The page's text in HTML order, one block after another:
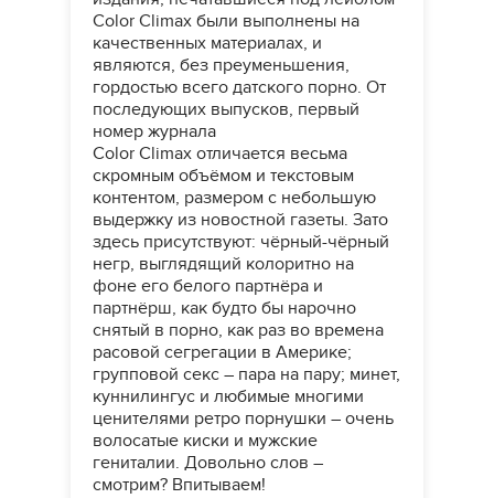
Color Climax были выполнены на
качественных материалах, и
являются, без преуменьшения,
гордостью всего датского порно. От
последующих выпусков, первый
номер журнала
Color Climax отличается весьма
скромным объёмом и текстовым
контентом, размером с небольшую
выдержку из новостной газеты. Зато
здесь присутствуют: чёрный-чёрный
негр, выглядящий колоритно на
фоне его белого партнёра и
партнёрш, как будто бы нарочно
снятый в порно, как раз во времена
расовой сегрегации в Америке;
групповой секс – пара на пару; минет,
куннилингус и любимые многими
ценителями ретро порнушки – очень
волосатые киски и мужские
гениталии. Довольно слов –
смотрим? Впитываем!